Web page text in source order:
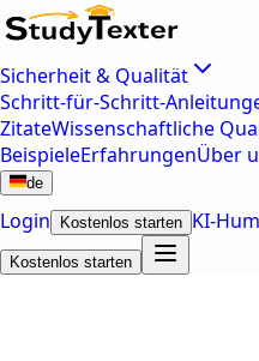
Sicherheit & Qualität
Schritt-für-Schritt-
ZitateWissenschaftliche
BeispieleErfahrungenÜber
de
Login Kostenlos starten KI-
Kostenlos starten